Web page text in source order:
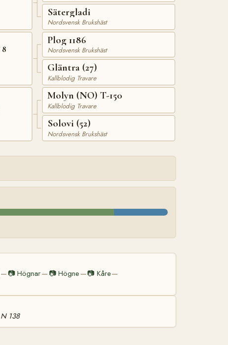
8
Sätergladi
Nordsvensk Brukshäst
Plog 1186
Nordsvensk Brukshäst
Gläntra (27)
Kallblodig Travare
Molyn (NO) T-150
Kallblodig Travare
Solovi (52)
Nordsvensk Brukshäst
— 📷Högnar— 📷Högne —📷 Kåre—
138